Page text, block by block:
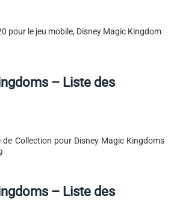
pour le jeu mobile, Disney Magic Kingdom
– Liste des
Collection pour Disney Magic Kingdoms
– Liste des